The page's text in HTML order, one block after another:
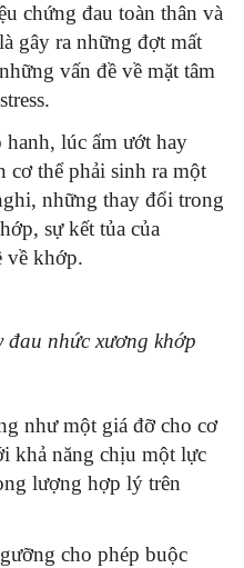
chứng đau toàn thân và
gây ra những đợt mất
vấn đề về mặt tâm
lúc ẩm ướt hay
cơ thể phải sinh ra một
những thay đổi trong
sự kết tủa của
về khớp.
đau nhức xương khớp
như một giá đỡ cho cơ
khả năng chịu một lực
lượng hợp lý trên
cho phép buộc